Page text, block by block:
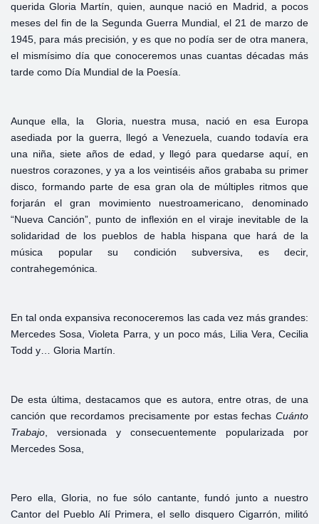
querida Gloria Martín, quien, aunque nació en Madrid, a pocos
meses del fin de la Segunda Guerra Mundial, el 21 de marzo de
1945, para más precisión, y es que no podía ser de otra manera,
el mismísimo día que conoceremos unas cuantas décadas más
tarde como Día Mundial de la Poesía.
Aunque ella, la Gloria, nuestra musa, nació en esa Europa
asediada por la guerra, llegó a Venezuela, cuando todavía era
una niña, siete años de edad, y llegó para quedarse aquí, en
nuestros corazones, y ya a los veintiséis años grababa su primer
disco, formando parte de esa gran ola de múltiples ritmos que
forjarán el gran movimiento nuestroamericano, denominado
“Nueva Canción”, punto de inflexión en el viraje inevitable de la
solidaridad de los pueblos de habla hispana que hará de la
música popular su condición subversiva, es decir,
contrahegemónica.
En tal onda expansiva reconoceremos las cada vez más grandes:
Mercedes Sosa, Violeta Parra, y un poco más, Lilia Vera, Cecilia
Todd y… Gloria Martín.
De esta última, destacamos que es autora, entre otras, de una
canción que recordamos precisamente por estas fechas Cuánto
Trabajo , versionada y consecuentemente popularizada por
Mercedes Sosa,
Pero ella, Gloria, no fue sólo cantante, fundó junto a nuestro
Cantor del Pueblo Alí Primera, el sello disquero Cigarrón, militó